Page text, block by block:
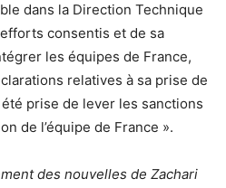
dans la Direction Technique
consentis et de sa
les équipes de France,
relatives à sa prise de
prise de lever les sanctions
de l’équipe de France ».
des nouvelles de Zachari